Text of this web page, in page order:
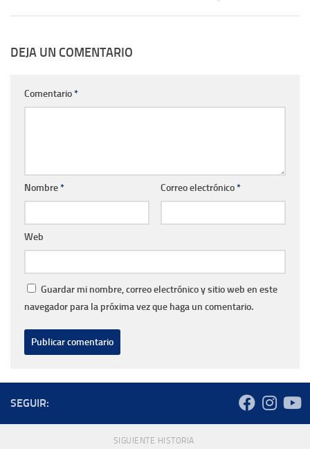
DEJA UN COMENTARIO
Comentario*
Nombre* Correo electrónico*
Web
Guardar mi nombre, correo electrónico y sitio web en este
navegador para la próxima vez que haga un comentario.
SEGUIR:
SIGUIENTE HISTORIA